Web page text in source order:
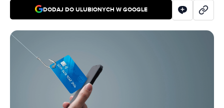
DODAJ DO ULUBIONYCH W GOOGLE